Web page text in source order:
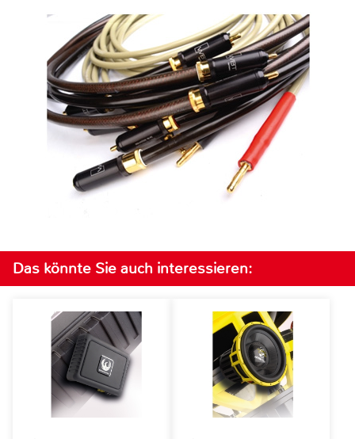
Das könnte Sie auch interessieren: